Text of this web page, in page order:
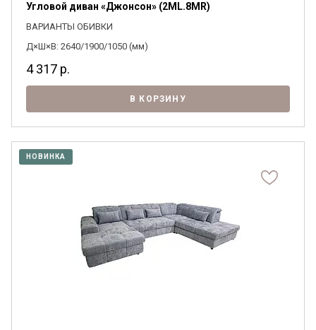
Угловой диван «Джонсон» (2ML.8MR)
ВАРИАНТЫ ОБИВКИ
Д×Ш×В: 2640/1900/1050 (мм)
4 317 р.
В КОРЗИНУ
НОВИНКА